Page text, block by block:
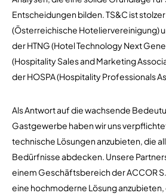
Entscheidungen bilden. TS&C ist
(Österreichische Hoteliervereinigung)
der HTNG (Hotel Technology Next
(Hospitality Sales and Marketing
der HOSPA (Hospitality Professionals
Als Antwort auf die wachsende
Gastgewerbe haben wir uns
technische Lösungen anzubieten, die
Bedürfnisse abdecken. Unsere
einem Geschäftsbereich der ACCOR
eine hochmoderne Lösung anzubieten,